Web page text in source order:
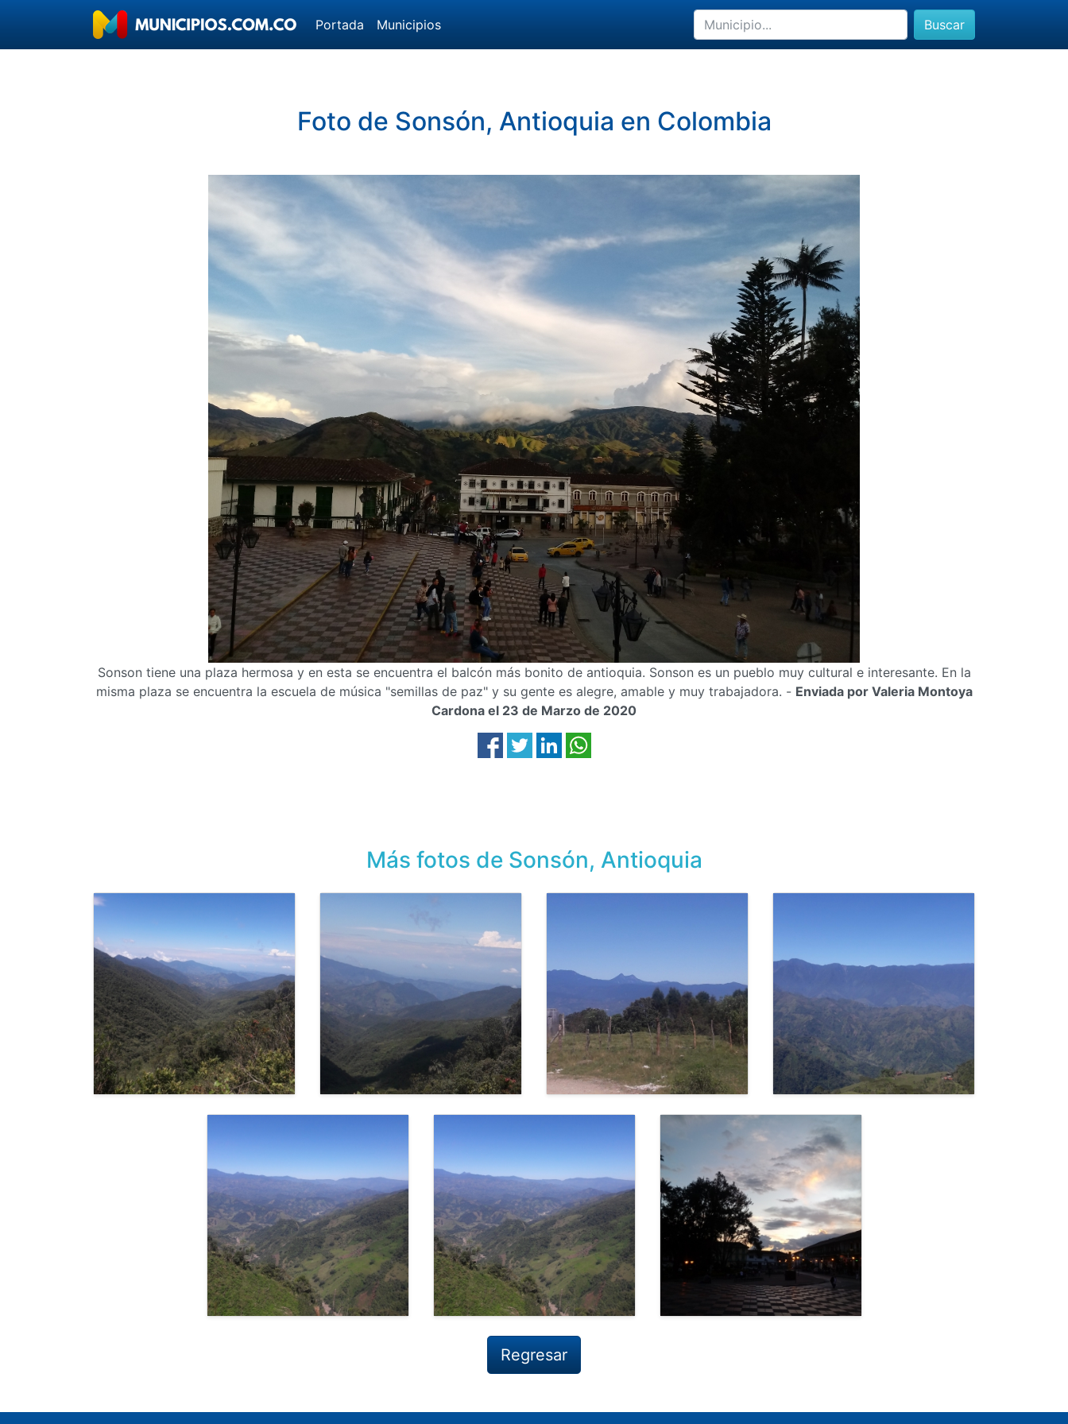
Portada Municipios Buscar
Foto de Sonsón, Antioquia en Colombia
Sonson tiene una plaza hermosa y en esta se encuentra el balcón más bonito de antioquia. Sonson es un pueblo muy cultural e interesante. En la
misma plaza se encuentra la escuela de música "semillas de paz" y su gente es alegre, amable y muy trabajadora. - Enviada por Valeria Montoya
Cardona el 23 de Marzo de 2020
Más fotos de Sonsón, Antioquia
Regresar